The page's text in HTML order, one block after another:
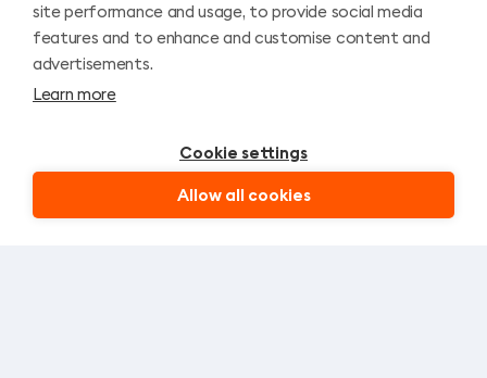
site performance and usage, to provide social media
features and to enhance and customise content and
advertisements.
Learn more
Cookie settings
Allow all cookies